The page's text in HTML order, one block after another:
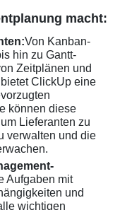
macht:
Von Kanban-
hin zu Gantt-
Zeitplänen und
ClickUp eine
können diese
Lieferanten zu
verwalten und die
Aufgaben mit
und
wichtigen